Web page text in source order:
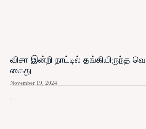
விசா இன்றி நாட்டில் தங்கியிருந்த
கைது
November 19, 2024